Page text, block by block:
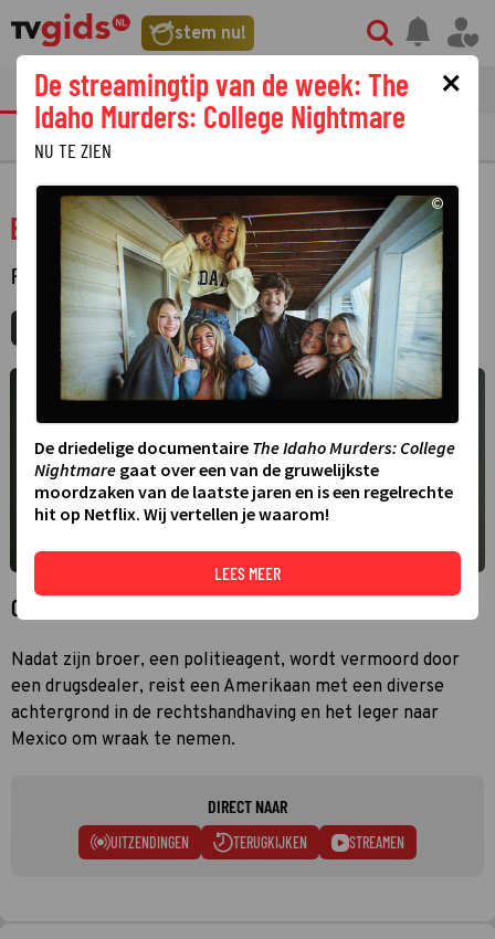
stem nu!
tvgids streaming nieuws
PRIMETIME GEMIST
Border Hunters
FILM SPEELFILM
MIJNGIDS AGENDA DELEN
Over Border Hunters
Nadat zijn broer, een politieagent, wordt vermoord door
een drugsdealer, reist een Amerikaan met een diverse
achtergrond in de rechtshandhaving en het leger naar
Mexico om wraak te nemen.
DIRECT NAAR
UITZENDINGEN TERUGKIJKEN STREAMEN
×
De streamingtip van de week: The
Idaho Murders: College Nightmare
NU TE ZIEN
©
De driedelige documentaire The Idaho Murders: College
Nightmare gaat over een van de gruwelijkste
moordzaken van de laatste jaren en is een regelrechte
hit op Netflix. Wij vertellen je waarom!
LEES MEER